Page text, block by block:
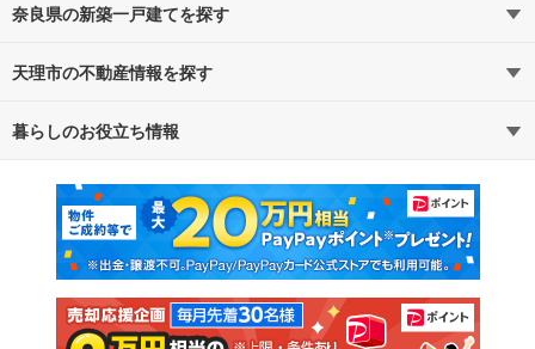
奈良県の新築一戸建てを探す
路線・駅から探す
通勤・通学時間から探す
天理市の不動産情報を探す
不動産・住宅
新築マンション 中古マンション
新築一戸建て 中古一戸建て
注文住宅 土地
暮らしのお役立ち情報
マンションカタログ 教えて！住まいの先生